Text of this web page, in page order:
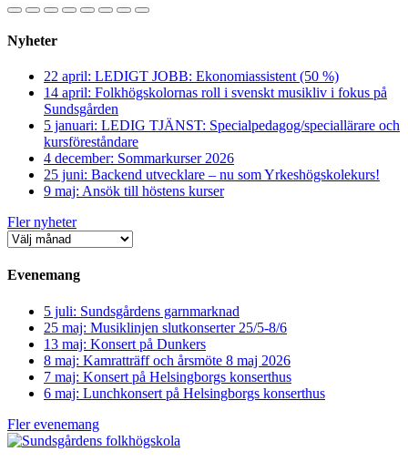
Nyheter
22 april: LEDIGT JOBB: Ekonomiassistent (50 %)
14 april: Folkhögskolornas roll i svenskt musikliv i fokus på
Sundsgården
5 januari: LEDIG TJÄNST: Specialpedagog/speciallärare och
kursföreståndare
4 december: Sommarkurser 2026
25 juni: Backend utvecklare – nu som Yrkeshögskolekurs!
9 maj: Ansök till höstens kurser
Fler nyheter
Evenemang
5 juli: Sundsgårdens garnmarknad
25 maj: Musiklinjen slutkonserter 25/5-8/6
13 maj: Konsert på Dunkers
8 maj: Kamratträff och årsmöte 8 maj 2026
7 maj: Konsert på Helsingborgs konserthus
6 maj: Lunchkonsert på Helsingborgs konserthus
Fler evenemang